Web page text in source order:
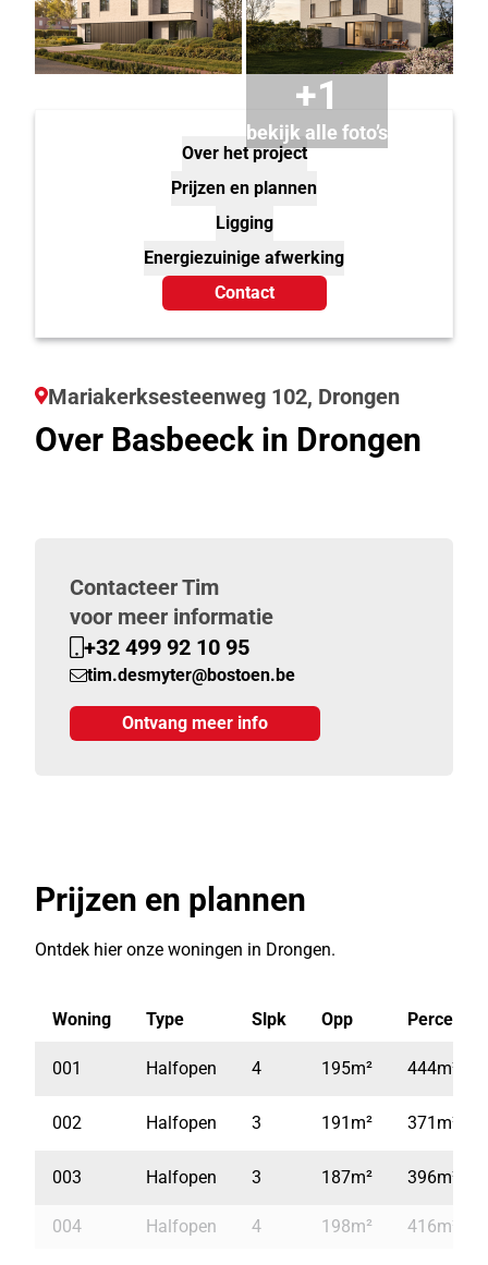
+1
bekijk alle foto’s
Over het project
Prijzen en plannen
Ligging
Energiezuinige afwerking
Contact
Mariakerksesteenweg 102, Drongen
Over Basbeeck in Drongen
Contacteer Tim
voor meer informatie
+32 499 92 10 95
tim.desmyter@bostoen.be
Ontvang meer info
Prijzen en plannen
Ontdek hier onze woningen in Drongen.
Woning Type Slpk Opp Perceel
001 Halfopen 4 195m² 444m²
002 Halfopen 3 191m² 371m²
003 Halfopen 3 187m² 396m²
004 Halfopen 4 198m² 416m²